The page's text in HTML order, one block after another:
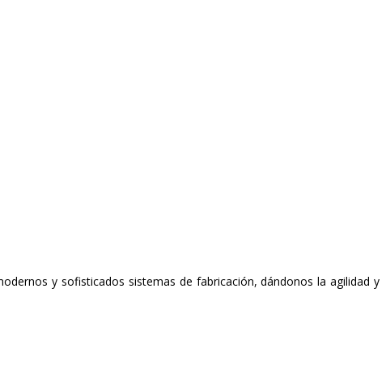
y sofisticados sistemas de fabricación, dándonos la agilidad y